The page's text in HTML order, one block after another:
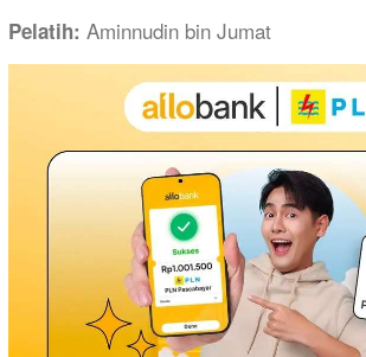
Pelatih: Aminnudin bin Jumat